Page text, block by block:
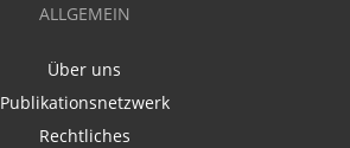
ALLGEMEIN
Über uns
Publikationsnetzwerk
Rechtliches